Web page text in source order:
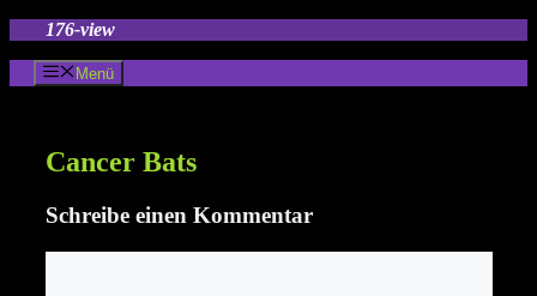
springen
176-view
Menü
Cancer Bats
Schreibe einen Kommentar